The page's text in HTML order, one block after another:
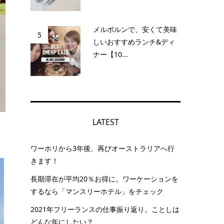
5
メルボルンで、安くて美味
しいおすすめランチ&ディ
ナー【10...
LATEST
ワーホリから3年後、再びオーストラリアへ行
きます！
長期滞在が平均20％お得に。ワーケーションを
するなら「マンスリーホテル」をチェック
2021年フリーランスの仕事振り返り。ことしは
どんな年にしたい？